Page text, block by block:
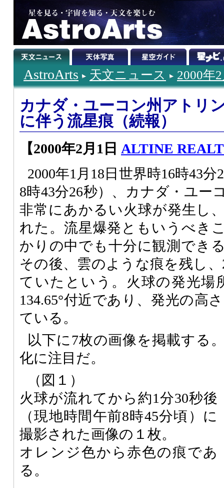
AstroArts 天文ニュース 2000年
カナダ・ユーコン州アトリ
に伴う流星痕（続報）
【2000年2月1日 ALTINE
2000年1月18日世界時16時43
8時43分26秒）、カナダ・ユー
非常にあかるい火球が発生し
れた。流星爆発ともいうべき
かりの中でも十分に観測でき
その後、雲のような痕を残し
ていたという。火球の発光場
134.65°付近であり、発光の高
ている。
以下に7枚の画像を掲載する
化に注目だ。
（図１）
火球が流れてから約1分30秒後
（現地時間午前8時45分頃）に
撮影された画像の１枚。
オレンジ色から赤色の痕であ
る。